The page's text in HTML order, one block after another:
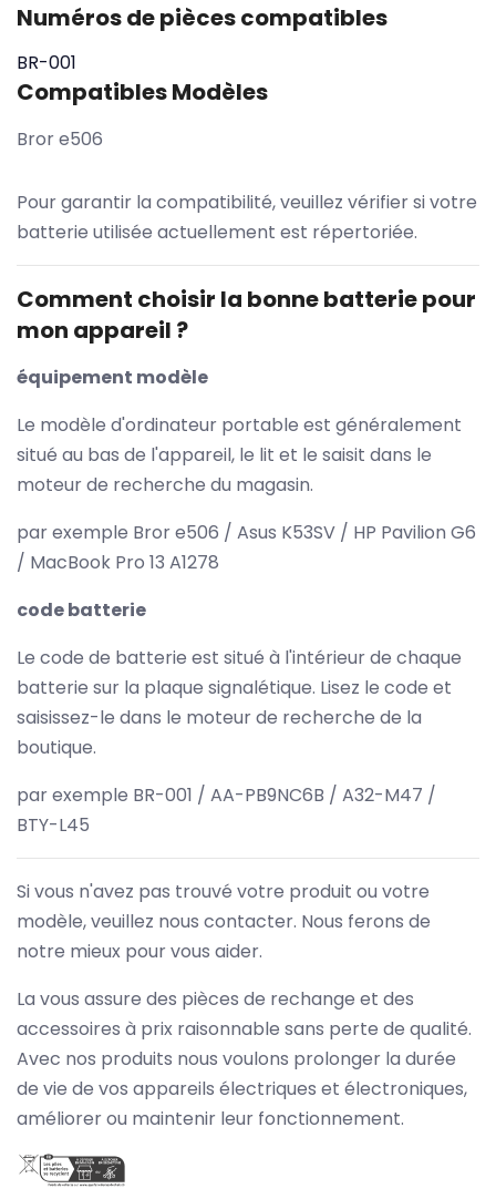
Numéros de pièces compatibles
BR-001
Compatibles Modèles
Bror e506
Pour garantir la compatibilité, veuillez vérifier si votre
batterie utilisée actuellement est répertoriée.
Comment choisir la bonne batterie pour
mon appareil ?
équipement modèle
Le modèle d'ordinateur portable est généralement
situé au bas de l'appareil, le lit et le saisit dans le
moteur de recherche du magasin.
par exemple Bror e506 / Asus K53SV / HP Pavilion G6
/ MacBook Pro 13 A1278
code batterie
Le code de batterie est situé à l'intérieur de chaque
batterie sur la plaque signalétique. Lisez le code et
saisissez-le dans le moteur de recherche de la
boutique.
par exemple BR-001 / AA-PB9NC6B / A32-M47 /
BTY-L45
Si vous n'avez pas trouvé votre produit ou votre
modèle, veuillez nous contacter. Nous ferons de
notre mieux pour vous aider.
La vous assure des pièces de rechange et des
accessoires à prix raisonnable sans perte de qualité.
Avec nos produits nous voulons prolonger la durée
de vie de vos appareils électriques et électroniques,
améliorer ou maintenir leur fonctionnement.